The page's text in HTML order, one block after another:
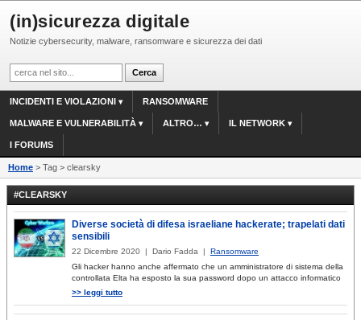
(in)sicurezza digitale
Notizie cybersecurity, malware, ransomware e sicurezza dei dati
INCIDENTI E VIOLAZIONI RANSOMWARE
MALWARE E VULNERABILITÀ ALTRO… IL NETWORK
I FORUMS
Home > Tag > clearsky
#CLEARSKY
Diverse società di difesa israeliane hackerate; trapelati dati
sensibili
22 Dicembre 2020 | Dario Fadda | Ransomware
Gli hacker hanno anche affermato che un amministratore di sistema della
controllata Elta ha esposto la sua password dopo un attacco informatico
>> leggi tutto